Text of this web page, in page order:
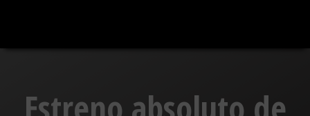
contenido